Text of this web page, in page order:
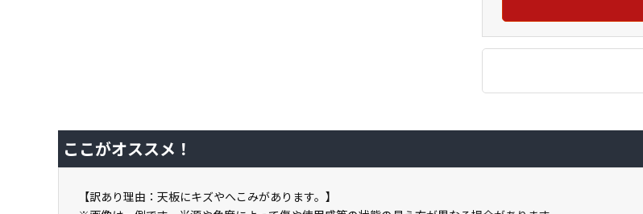
ここがオススメ！
【訳あり理由：天板にキズやへこみがあります。】